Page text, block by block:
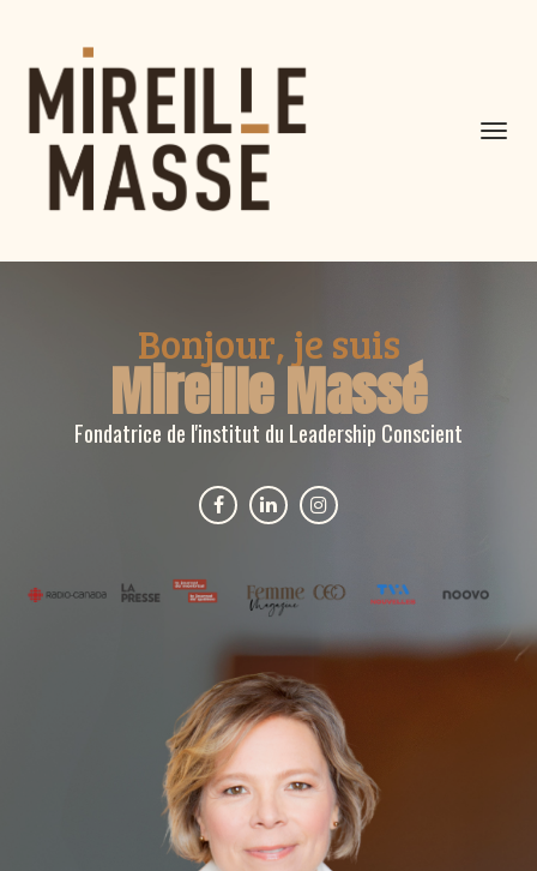
Bonjour, je suis
Mireille Massé
Fondatrice de l'institut du Leadership Conscient